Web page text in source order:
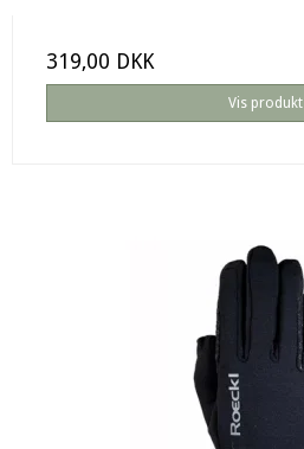
319,00 DKK
Vis produkt